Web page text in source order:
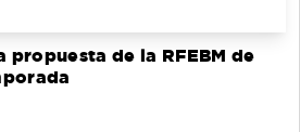
propuesta de la RFEBM de